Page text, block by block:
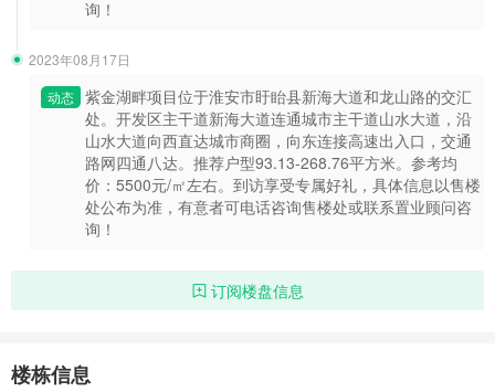
询！
2023年08月17日
动态 紫金湖畔项目位于淮安市盱眙县新海大道和龙山路的交汇
处。开发区主干道新海大道连通城市主干道山水大道，沿
山水大道向西直达城市商圈，向东连接高速出入口，交通
路网四通八达。推荐户型93.13-268.76平方米。参考均
价：5500元/㎡左右。到访享受专属好礼，具体信息以售楼
处公布为准，有意者可电话咨询售楼处或联系置业顾问咨
询！
订阅楼盘信息
楼栋信息